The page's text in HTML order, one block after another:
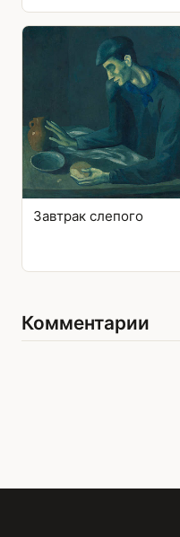
Завтрак слепого
Комментарии